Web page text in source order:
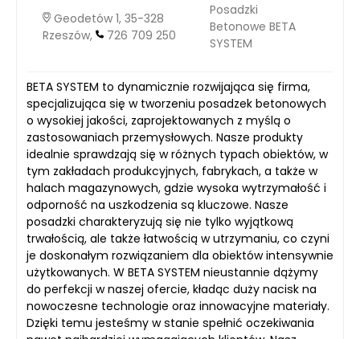
Geodetów 1, 35-328
Rzeszów,
726 709 250
Posadzki
Betonowe BETA
SYSTEM
BETA SYSTEM to dynamicznie rozwijająca się firma,
specjalizująca się w tworzeniu posadzek betonowych
o wysokiej jakości, zaprojektowanych z myślą o
zastosowaniach przemysłowych. Nasze produkty
idealnie sprawdzają się w różnych typach obiektów, w
tym zakładach produkcyjnych, fabrykach, a także w
halach magazynowych, gdzie wysoka wytrzymałość i
odporność na uszkodzenia są kluczowe. Nasze
posadzki charakteryzują się nie tylko wyjątkową
trwałością, ale także łatwością w utrzymaniu, co czyni
je doskonałym rozwiązaniem dla obiektów intensywnie
użytkowanych. W BETA SYSTEM nieustannie dążymy
do perfekcji w naszej ofercie, kładąc duży nacisk na
nowoczesne technologie oraz innowacyjne materiały.
Dzięki temu jesteśmy w stanie spełnić oczekiwania